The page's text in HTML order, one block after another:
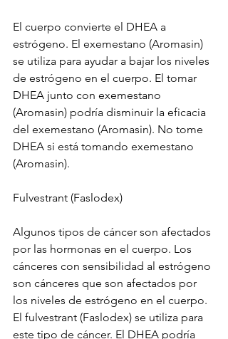
El cuerpo convierte el DHEA a
estrógeno. El exemestano (Aromasin)
se utiliza para ayudar a bajar los niveles
de estrógeno en el cuerpo. El tomar
DHEA junto con exemestano
(Aromasin) podría disminuir la eficacia
del exemestano (Aromasin). No tome
DHEA si está tomando exemestano
(Aromasin).
Fulvestrant (Faslodex)
Algunos tipos de cáncer son afectados
por las hormonas en el cuerpo. Los
cánceres con sensibilidad al estrógeno
son cánceres que son afectados por
los niveles de estrógeno en el cuerpo.
El fulvestrant (Faslodex) se utiliza para
este tipo de cáncer. El DHEA podría